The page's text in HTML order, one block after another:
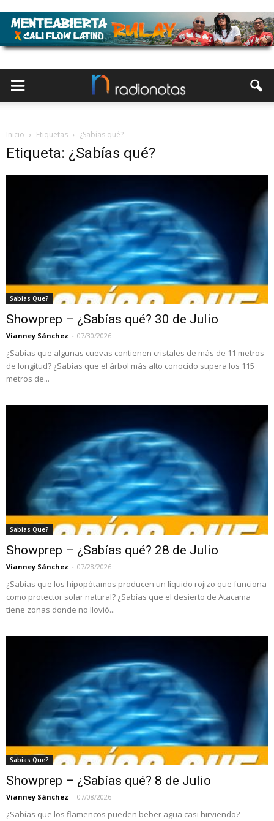
Inicio Etiquetas ¿Sabías qué?
Etiqueta: ¿Sabías qué?
Sabias Que?
Showprep – ¿Sabías qué? 30 de Julio
Vianney Sánchez - 07/30/2026
¿Sabías que algunas cuevas contienen cristales de más de 11 metros
de longitud? ¿Sabías que el árbol más alto conocido supera los 115
metros de...
Sabias Que?
Showprep – ¿Sabías qué? 28 de Julio
Vianney Sánchez - 07/28/2026
¿Sabías que los hipopótamos producen un líquido rojizo que funciona
como protector solar natural? ¿Sabías que el desierto de Atacama
tiene zonas donde no llovió...
Sabias Que?
Showprep – ¿Sabías qué? 8 de Julio
Vianney Sánchez - 07/08/2026
¿Sabías que los flamencos pueden beber agua casi hirviendo?